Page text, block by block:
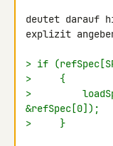
deutet darauf
explizit
> if
>     {
>
&refSpec[0]);
>     }